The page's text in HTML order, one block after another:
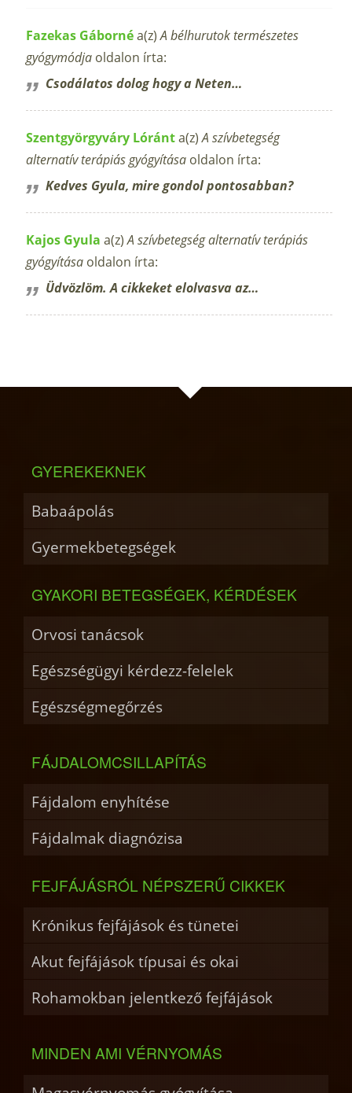
Fazekas Gábornéa(z)A bélhurutok természetes
gyógymódja oldalon írta:
Csodálatos dolog hogy a Neten…
Szentgyörgyváry Lóránta(z)A szívbetegség
alternatív terápiás gyógyítása oldalon írta:
Kedves Gyula, mire gondol pontosabban?
Kajos Gyula a(z)A szívbetegség alternatív terápiás
gyógyítása oldalon írta:
Üdvözlöm. A cikkeket elolvasva az…
GYEREKEKNEK
Babaápolás
Gyermekbetegségek
GYAKORI BETEGSÉGEK, KÉRDÉSEK
Orvosi tanácsok
Egészségügyi kérdezz-felelek
Egészségmegőrzés
FÁJDALOMCSILLAPÍTÁS
Fájdalom enyhítése
Fájdalmak diagnózisa
FEJFÁJÁSRÓL NÉPSZERŰ CIKKEK
Krónikus fejfájások és tünetei
Akut fejfájások típusai és okai
Rohamokban jelentkező fejfájások
MINDEN AMI VÉRNYOMÁS